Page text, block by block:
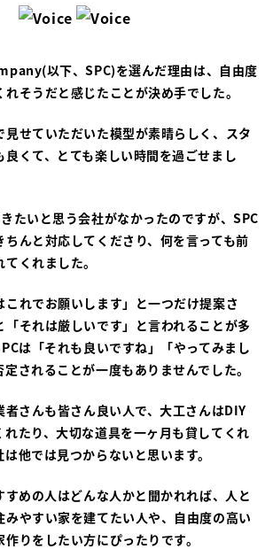
以下、SPC)を選んだ理由は、自由度
そうだと感じたことが決め手でした。
見せていただいた模型が素晴らしく、スタ
良くて、とても楽しい時間を過ごせまし
たいと思う会社がなかったのですが、SPC
ちんと対応してくださり、何を言っても前
くれました。
これでお願いします」と一つだけ提案さ
それは厳しいです」と言われることが多
は「それも良いですね」「やってみまし
されることが一度もありませんでした。
者さんも皆さん良い人で、大工さんはDIY
れたり、大切な道具を一ヶ月も貸してくれ
他では見つからないと思います。
すめの人はどんな人かと聞かれれば、人と
みやすい家を建てたい人や、自由度の高い
りをしたい方にぴったりです。